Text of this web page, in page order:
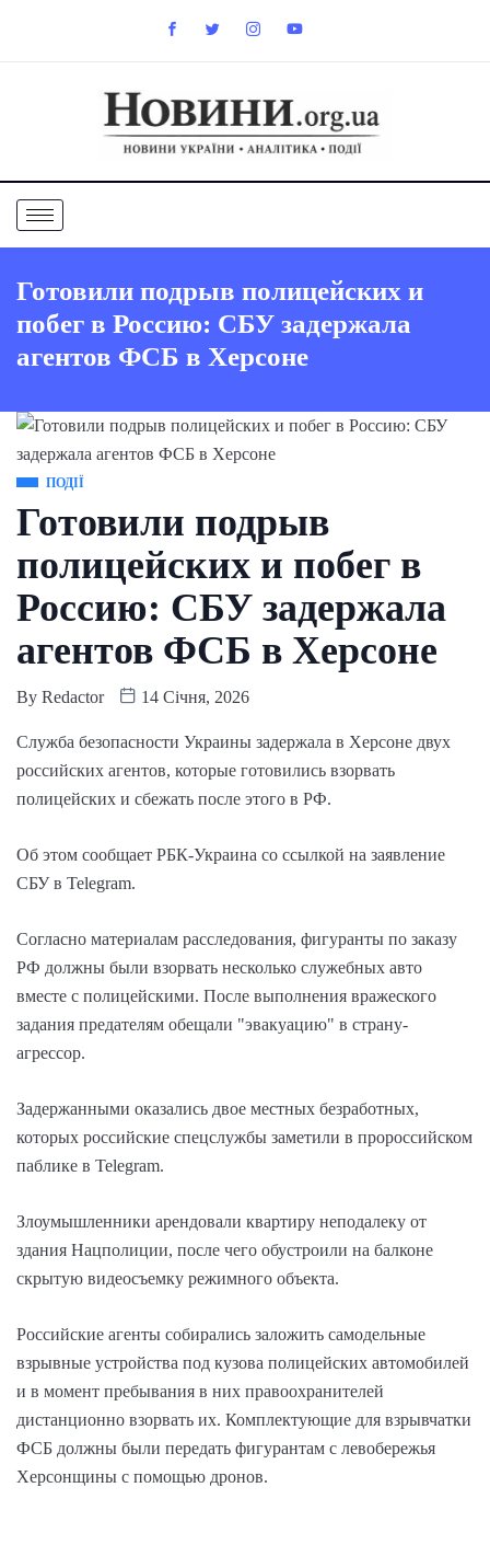
Готовили подрыв полицейских и
побег в Россию: СБУ задержала
агентов ФСБ в Херсоне
ПОДІЇ
Готовили подрыв
полицейских и побег в
Россию: СБУ задержала
агентов ФСБ в Херсоне
By Redactor 14 Січня, 2026
Служба безопасности Украины задержала в Херсоне двух
российских агентов, которые готовились взорвать
полицейских и сбежать после этого в РФ.
Об этом сообщает РБК-Украина со ссылкой на заявление
СБУ в Telegram.
Согласно материалам расследования, фигуранты по заказу
РФ должны были взорвать несколько служебных авто
вместе с полицейскими. После выполнения вражеского
задания предателям обещали "эвакуацию" в страну-
агрессор.
Задержанными оказались двое местных безработных,
которых российские спецслужбы заметили в пророссийском
паблике в Telegram.
Злоумышленники арендовали квартиру неподалеку от
здания Нацполиции, после чего обустроили на балконе
скрытую видеосъемку режимного объекта.
Российские агенты собирались заложить самодельные
взрывные устройства под кузова полицейских автомобилей
и в момент пребывания в них правоохранителей
дистанционно взорвать их. Комплектующие для взрывчатки
ФСБ должны были передать фигурантам с левобережья
Херсонщины с помощью дронов.